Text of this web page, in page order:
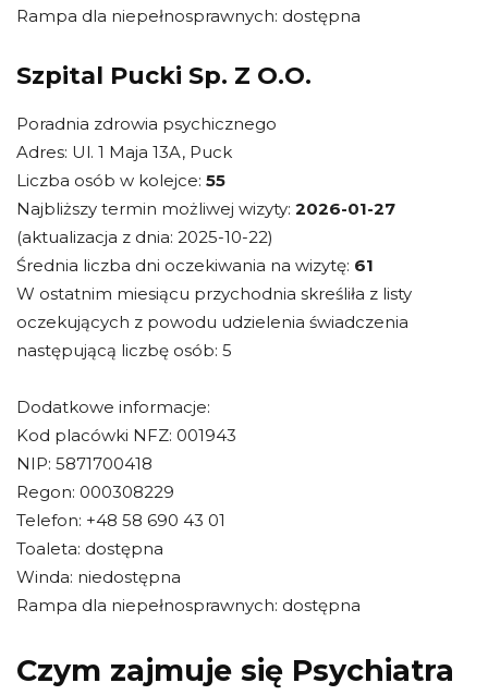
Rampa dla niepełnosprawnych: dostępna
Szpital Pucki Sp. Z O.O.
Poradnia zdrowia psychicznego
Adres: Ul. 1 Maja 13A, Puck
Liczba osób w kolejce: 55
Najbliższy termin możliwej wizyty: 2026-01-27
(aktualizacja z dnia: 2025-10-22)
Średnia liczba dni oczekiwania na wizytę: 61
W ostatnim miesiącu przychodnia skreśliła z listy
oczekujących z powodu udzielenia świadczenia
następującą liczbę osób: 5
Dodatkowe informacje:
Kod placówki NFZ: 001943
NIP: 5871700418
Regon: 000308229
Telefon: +48 58 690 43 01
Toaleta: dostępna
Winda: niedostępna
Rampa dla niepełnosprawnych: dostępna
Czym zajmuje się Psychiatra